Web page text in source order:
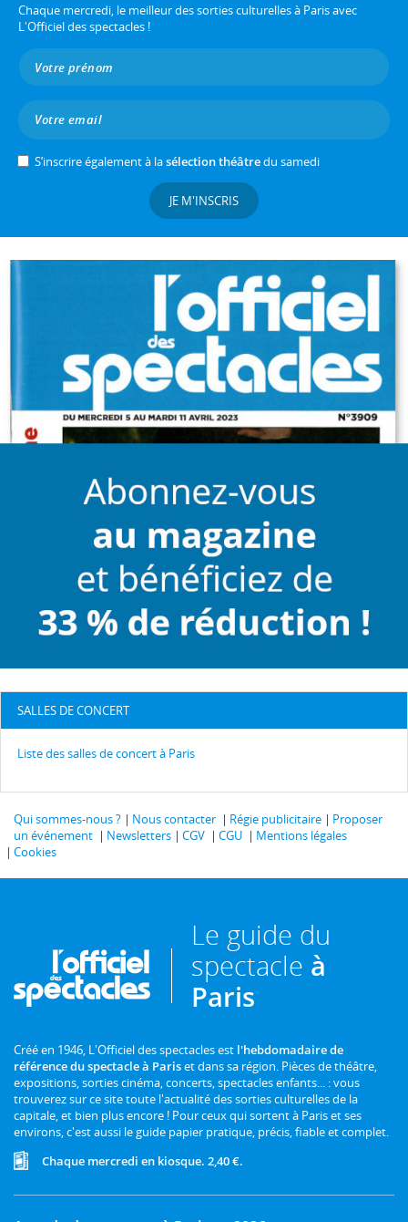
Chaque mercredi, le meilleur des sorties culturelles à Paris avec
L'Officiel des spectacles !
S’inscrire également à lasélection théâtredu samedi
JE M'INSCRIS
SALLES DE CONCERT
Liste des salles de concert à Paris
Qui sommes-nous ? Nous contacter Régie publicitaire
Proposer
un événement
Newsletters CGV CGU
Mentions légales
Cookies
Le guide du
spectacle à
Paris
Créé en 1946, L'Officiel des spectacles est l'hebdomadaire de
référence du spectacle à Pariset dans sa région. Pièces de théâtre,
expositions, sorties cinéma, concerts, spectacles enfants... : vous
trouverez sur ce site toute l'actualité des sorties culturelles de la
capitale, et bien plus encore ! Pour ceux qui sortent à Paris et ses
environs, c'est aussi le guide papier pratique, précis, fiable et complet.
Chaque mercredi en kiosque. 2,40 €.